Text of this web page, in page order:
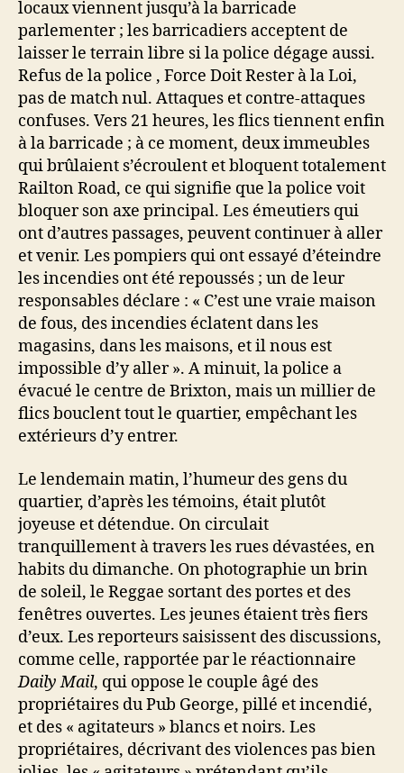
locaux viennent jusqu’à la barricade
parlementer ; les barricadiers acceptent de
laisser le terrain libre si la police dégage aussi.
Refus de la police , Force Doit Rester à la Loi,
pas de match nul. Attaques et contre-attaques
confuses. Vers 21 heures, les flics tiennent enfin
à la barricade ; à ce moment, deux immeubles
qui brûlaient s’écroulent et bloquent totalement
Railton Road, ce qui signifie que la police voit
bloquer son axe principal. Les émeutiers qui
ont d’autres passages, peuvent continuer à aller
et venir. Les pompiers qui ont essayé d’éteindre
les incendies ont été repoussés ; un de leur
responsables déclare : « C’est une vraie maison
de fous, des incendies éclatent dans les
magasins, dans les maisons, et il nous est
impossible d’y aller ». A minuit, la police a
évacué le centre de Brixton, mais un millier de
flics bouclent tout le quartier, empêchant les
extérieurs d’y entrer.
Le lendemain matin, l’humeur des gens du
quartier, d’après les témoins, était plutôt
joyeuse et détendue. On circulait
tranquillement à travers les rues dévastées, en
habits du dimanche. On photographie un brin
de soleil, le Reggae sortant des portes et des
fenêtres ouvertes. Les jeunes étaient très fiers
d’eux. Les reporteurs saisissent des discussions,
comme celle, rapportée par le réactionnaire
Daily Mail, qui oppose le couple âgé des
propriétaires du Pub George, pillé et incendié,
et des « agitateurs » blancs et noirs. Les
propriétaires, décrivant des violences pas bien